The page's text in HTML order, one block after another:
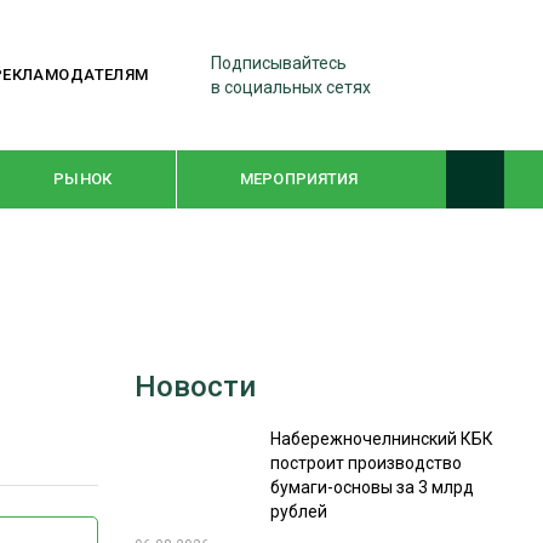
Подписывайтесь
в социальных сетях
РЫНОК МЕРОПРИЯТИЯ
WOODEX-2021
СУШКА ДРЕВЕСИНЫ
Новости
Набережночелнинский КБК
построит производство
бумаги-основы за 3 млрд
рублей